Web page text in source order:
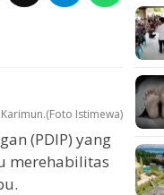
Istimewa)
(PDIP) yang
merehabilitas